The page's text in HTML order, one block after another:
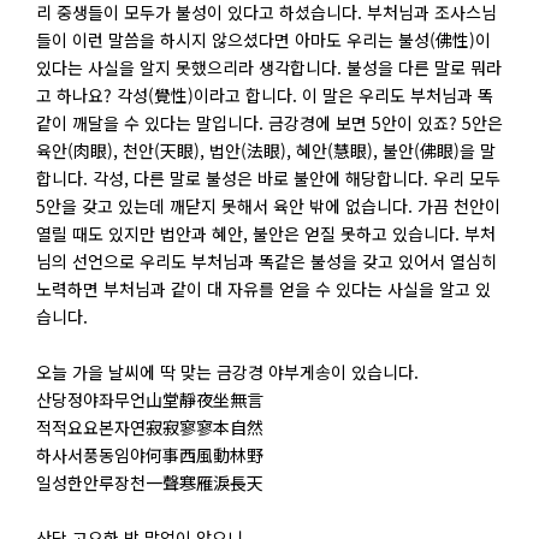
리 중생들이 모두가 불성이 있다고 하셨습니다. 부처님과 조사스님
들이 이런 말씀을 하시지 않으셨다면 아마도 우리는 불성(佛性)이
있다는 사실을 알지 못했으리라 생각합니다. 불성을 다른 말로 뭐라
고 하나요? 각성(覺性)이라고 합니다. 이 말은 우리도 부처님과 똑
같이 깨달을 수 있다는 말입니다. 금강경에 보면 5안이 있죠? 5안은
육안(肉眼), 천안(天眼), 법안(法眼), 혜안(慧眼), 불안(佛眼)을 말
합니다. 각성, 다른 말로 불성은 바로 불안에 해당합니다. 우리 모두
5안을 갖고 있는데 깨닫지 못해서 육안 밖에 없습니다. 가끔 천안이
열릴 때도 있지만 법안과 혜안, 불안은 얻질 못하고 있습니다. 부처
님의 선언으로 우리도 부처님과 똑같은 불성을 갖고 있어서 열심히
노력하면 부처님과 같이 대 자유를 얻을 수 있다는 사실을 알고 있
습니다.
오늘 가을 날씨에 딱 맞는 금강경 야부게송이 있습니다.
산당정야좌무언山堂靜夜坐無言
적적요요본자연寂寂寥寥本自然
하사서풍동임야何事西風動林野
일성한안루장천一聲寒雁淚長天